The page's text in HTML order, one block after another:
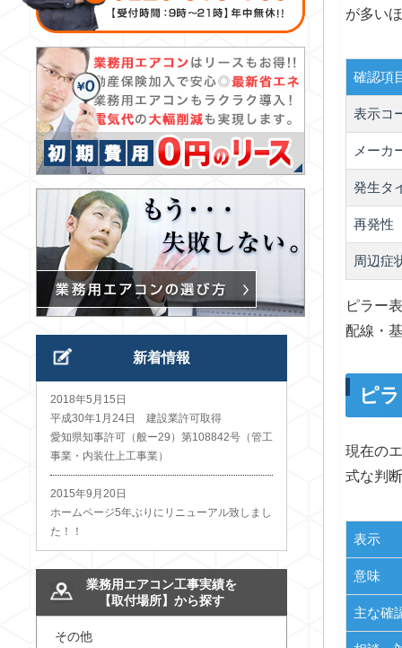
が多い
確認項
表示コ
メーカ
発生タ
再発性
周辺症
ピラー
配線・
ピ
現在の
式な判
表示
意味
主な確
新着情報
2018年5月15日
平成30年1月24日 建設業許可取得
愛知県知事許可（般ー29）第108842号（管工
事業・内装仕上工事業）
2015年9月20日
ホームページ5年ぶりにリニューアル致しまし
た！！
業務用エアコン工事実績を
【取付場所】から探す
その他